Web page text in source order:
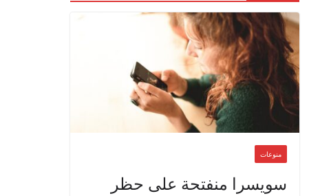
منوعات
سويسرا منفتحة على حظر